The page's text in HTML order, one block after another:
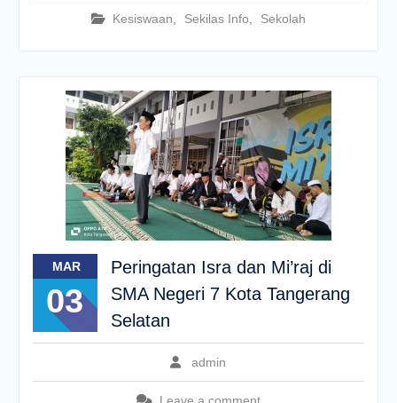
Kesiswaan Sekilas Info Sekolah
MAR
03
Peringatan Isra dan Mi’raj di
SMA Negeri 7 Kota Tangerang
Selatan
admin